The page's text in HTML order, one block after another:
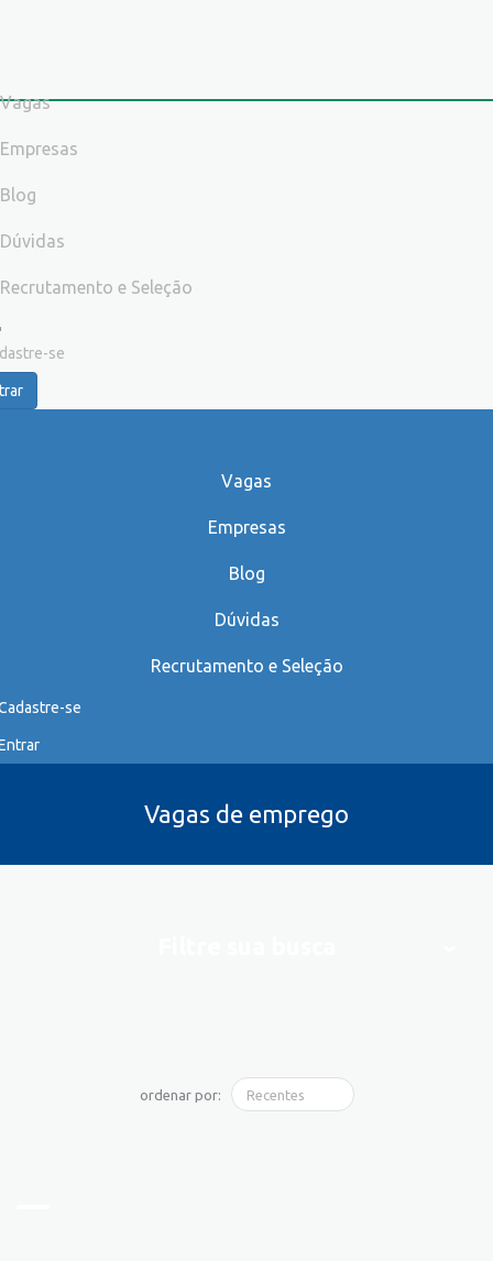
Vagas
Empresas
Blog
Dúvidas
Recrutamento e Seleção
se
Vagas
Empresas
Blog
Dúvidas
Recrutamento e Seleção
se
Vagas de emprego
ordenar por: